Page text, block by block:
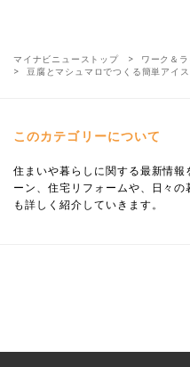
マイナビニューストップ ワーク＆
豆腐とマシュマロでつくる簡単アイ
このカテゴリーについて
住まいや暮らしに関する最新情
ーン、住宅リフォームや、日々
も詳しく紹介していきます。